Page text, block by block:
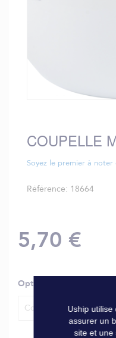
the
beginning
of
the
images
gallery
COUPELLE
Soyez le premier à
Référence 18664
5,70 €
Options
Coupelle Ø 15 cmUship utilise
assurer un
site et une